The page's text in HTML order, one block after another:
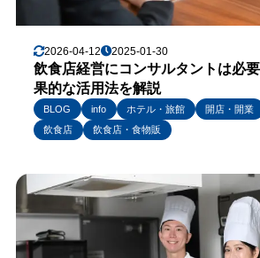
2026-04-12 2025-01-30
飲食店経営にコンサルタントは必
果的な活用法を解説
BLOG info ホテル・旅館 開店・開業
飲食店
飲食店・食物販